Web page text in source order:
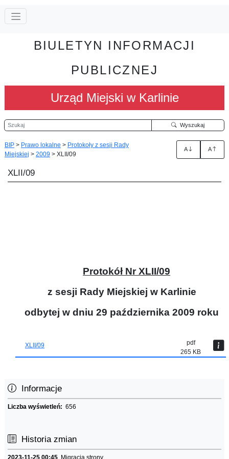
BIULETYN INFORMACJI
PUBLICZNEJ
Urząd Miejski w Karlinie
Szukaj Wyszukaj
BIP > Prawo lokalne > Protokoły z sesji Rady
Miejskiej > 2009 > XLII/09
A A
XLII/09
Protokół Nr XLII/09
z sesji Rady Miejskiej w Karlinie
odbytej w dniu 29 października 2009 roku
XLII/09
pdf
265 KB
Informacje
Liczba wyświetleń: 656
Historia zmian
2023-11-25 00:45 Migracja strony